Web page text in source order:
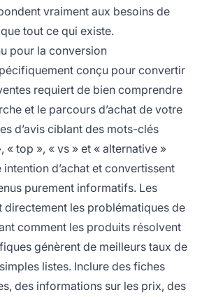
vraiment aux besoins de
tout ce qui existe.
pour la conversion
conçu pour convertir
requiert de bien comprendre
et le parcours d’achat de votre
d’avis ciblant des mots-clés
« top », « vs » et « alternative »
d’achat et convertissent
purement informatifs. Les
les problématiques de
comment les produits résolvent
génèrent de meilleurs taux de
listes. Inclure des fiches
des informations sur les prix, des